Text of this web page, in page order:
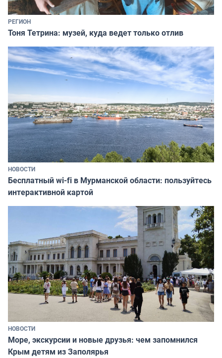
РЕГИОН
Тоня Тетрина: музей, куда ведет только отлив
НОВОСТИ
Бесплатный wi-fi в Мурманской области: пользуйтесь
интерактивной картой
НОВОСТИ
Море, экскурсии и новые друзья: чем запомнился
Крым детям из Заполярья